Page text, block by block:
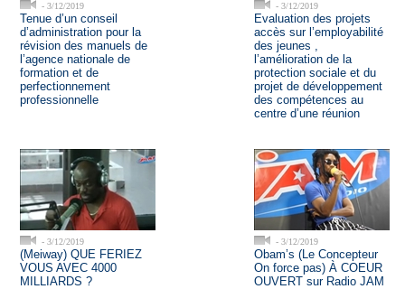
- 3/12/2019
Tenue d’un conseil
d’administration pour la
révision des manuels de
l’agence nationale de
formation et de
perfectionnement
professionnelle
- 3/12/2019
Evaluation des projets
accès sur l’employabilité
des jeunes ,
l’amélioration de la
protection sociale et du
projet de développement
des compétences au
centre d’une réunion
- 3/12/2019
(Meiway) QUE FERIEZ
VOUS AVEC 4000
MILLIARDS ?
- 3/12/2019
Obam’s (Le Concepteur
On force pas) À COEUR
OUVERT sur Radio JAM